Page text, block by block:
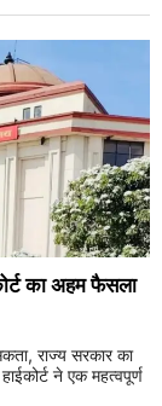
का अहम फैसला
राज्य सरकार का
ने एक महत्वपूर्ण